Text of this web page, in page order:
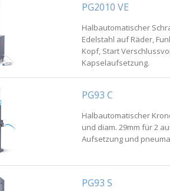
PG2010 VE
Halbautomatischer
Edelstahl auf Räder,
Kopf, Start
Kapselaufsetzung.
PG93 C
Halbautomatischer
und diam. 29mm für 2
Aufsetzung und
PG93 S